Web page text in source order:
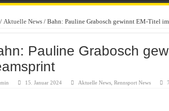
/ Aktuelle News / Bahn: Pauline Grabosch gewinnt EM-Titel
Pauline Grabosch
15. Januar 2024 Aktuelle News, Rennsport News